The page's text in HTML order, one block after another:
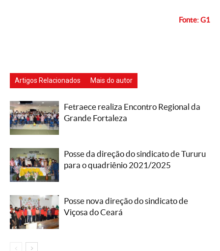
Fonte: G1
Artigos Relacionados Mais do autor
Fetraece realiza Encontro Regional da
Grande Fortaleza
Posse da direção do sindicato de Tururu
para o quadriênio 2021/2025
Posse nova direção do sindicato de
Viçosa do Ceará